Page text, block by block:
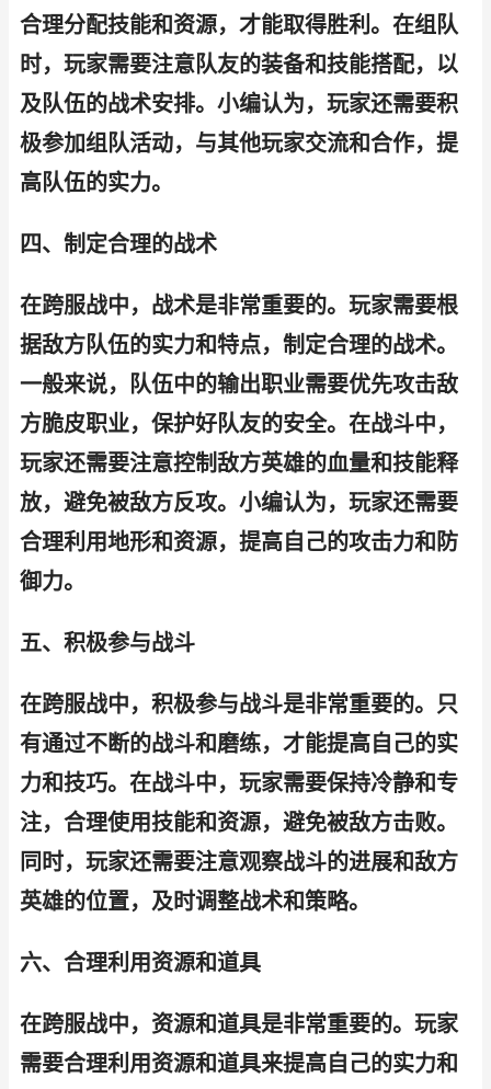
合理分配技能和资源，才能取得胜利。在组队
时，玩家需要注意队友的装备和技能搭配，以
及队伍的战术安排。小编认为，玩家还需要积
极参加组队活动，与其他玩家交流和合作，提
高队伍的实力。
四、制定合理的战术
在跨服战中，战术是非常重要的。玩家需要根
据敌方队伍的实力和特点，制定合理的战术。
一般来说，队伍中的输出职业需要优先攻击敌
方脆皮职业，保护好队友的安全。在战斗中，
玩家还需要注意控制敌方英雄的血量和技能释
放，避免被敌方反攻。小编认为，玩家还需要
合理利用地形和资源，提高自己的攻击力和防
御力。
五、积极参与战斗
在跨服战中，积极参与战斗是非常重要的。只
有通过不断的战斗和磨练，才能提高自己的实
力和技巧。在战斗中，玩家需要保持冷静和专
注，合理使用技能和资源，避免被敌方击败。
同时，玩家还需要注意观察战斗的进展和敌方
英雄的位置，及时调整战术和策略。
六、合理利用资源和道具
在跨服战中，资源和道具是非常重要的。玩家
需要合理利用资源和道具来提高自己的实力和